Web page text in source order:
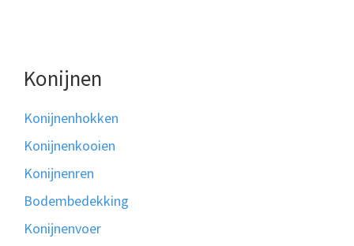
Konijnen
Konijnenhokken
Konijnenkooien
Konijnenren
Bodembedekking
Konijnenvoer